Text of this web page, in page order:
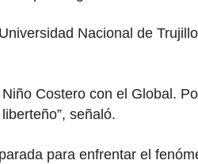
Nacional de
Costero con el Global.
señaló.
para enfrentar el